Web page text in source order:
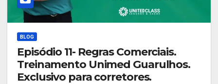
BLOG
Episódio 11- Regras Comerciais.
Treinamento Unimed Guarulhos.
Exclusivo para corretores.